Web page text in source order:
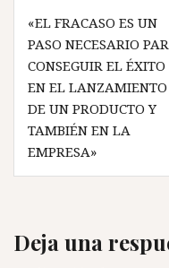
Navegación
de
entradas
«EL FRACASO ES UN
PASO NECESARIO
CONSEGUIR EL ÉXITO
EN EL LANZAMIENTO
DE UN PRODUCTO Y
TAMBIÉN EN LA
EMPRESA»
Deja una